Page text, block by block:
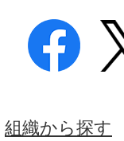
組織から探す